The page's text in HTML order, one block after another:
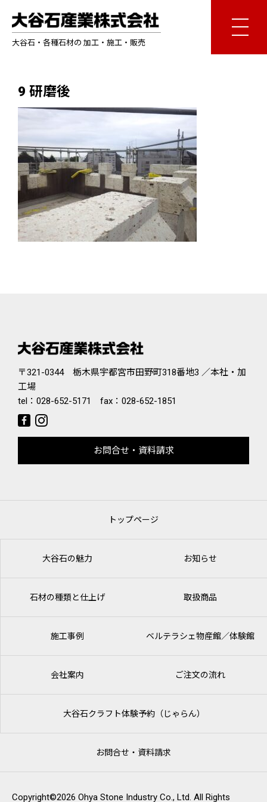
大谷石・各種石材の 加工・施工・販売
9 研磨後
〒321-0344 栃木県宇都宮市田野町318番地3 ／本社・加
工場
tel： 028-652-5171 fax：028-652-1851
お問合せ・資料請求
トップページ
大谷石の魅力 お知らせ
石材の種類と仕上げ 取扱商品
施工事例 ベルテラシェ物産館／体験館
会社案内 ご注文の流れ
大谷石クラフト体験予約（じゃらん）
お問合せ・資料請求
Copyright©2026 Ohya Stone Industry Co., Ltd. All Rights